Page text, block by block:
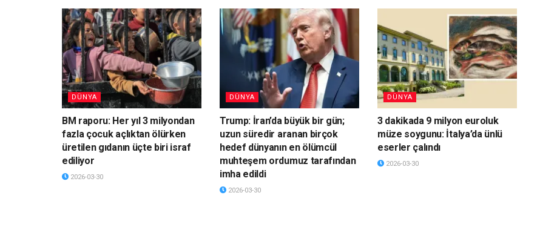
DÜNYA
BM raporu: Her yıl 3 milyondan
fazla çocuk açlıktan ölürken
üretilen gıdanın üçte biri israf
ediliyor
2026-03-30
DÜNYA
Trump: İran’da büyük bir gün;
uzun süredir aranan birçok
hedef dünyanın en ölümcül
muhteşem ordumuz tarafından
imha edildi
2026-03-30
DÜNYA
3 dakikada 9 milyon euroluk
müze soygunu: İtalya’da ünlü
eserler çalındı
2026-03-30